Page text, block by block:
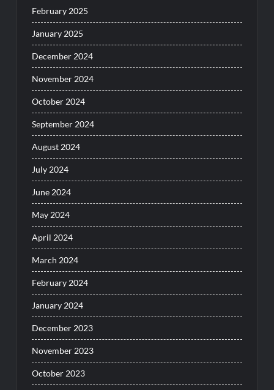
February 2025
January 2025
December 2024
November 2024
October 2024
September 2024
August 2024
July 2024
June 2024
May 2024
April 2024
March 2024
February 2024
January 2024
December 2023
November 2023
October 2023